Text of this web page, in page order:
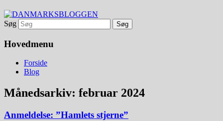
Søg
Hovedmenu
Forside
Blog
Månedsarkiv: februar 2024
Anmeldelse: ”Hamlets stjerne”